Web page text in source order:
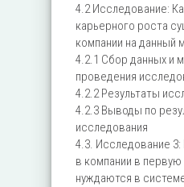
4.2 Исследование:
карьерного роста
компании на данный
4.2.1 Сбор данных и
проведения
4.2.2 Результаты
4.2.3 Выводы по
исследования
4.3. Исследование
в компании в
нуждаются в